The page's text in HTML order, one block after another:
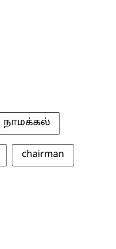
நாமக்கல்
chairman